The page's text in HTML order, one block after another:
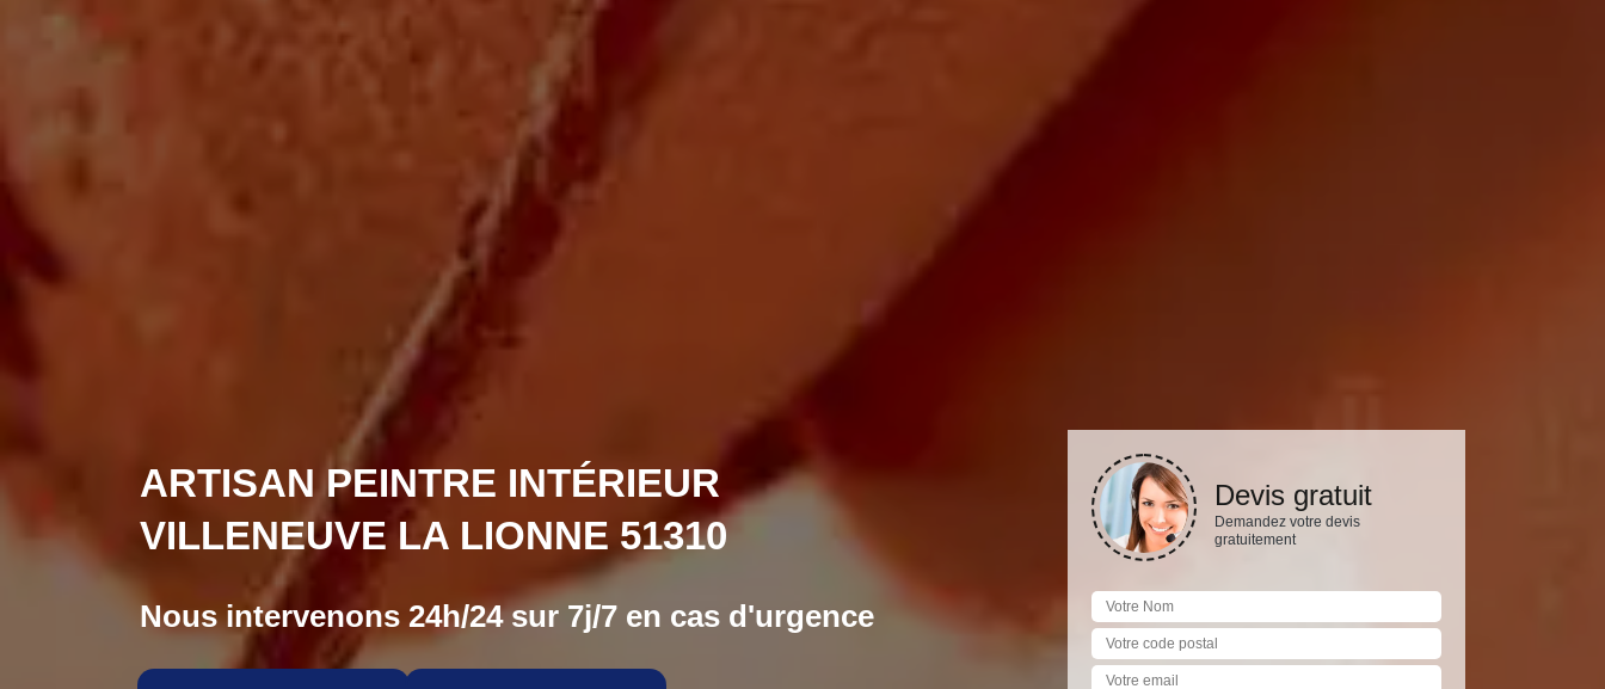
ARTISAN PEINTRE INTÉRIEUR
VILLENEUVE LA LIONNE 51310
Nous intervenons 24h/24 sur 7j/7 en cas d'urgence
Devis gratuit
Demandez votre devis
gratuitement